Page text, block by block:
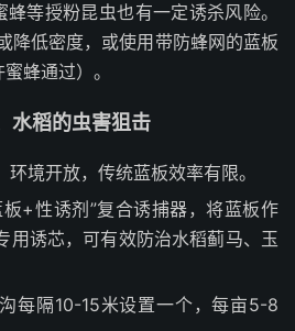
蜂等授粉昆虫也有一定诱杀风险。
降低密度，或使用带防蜂网的蓝板
蜂通过）。
水稻的虫害狙击
境开放，传统蓝板效率有限。
板+性诱剂”复合诱捕器，将蓝板作
用诱芯，可有效防治水稻蓟马、玉
每隔10-15米设置一个，每亩5-8